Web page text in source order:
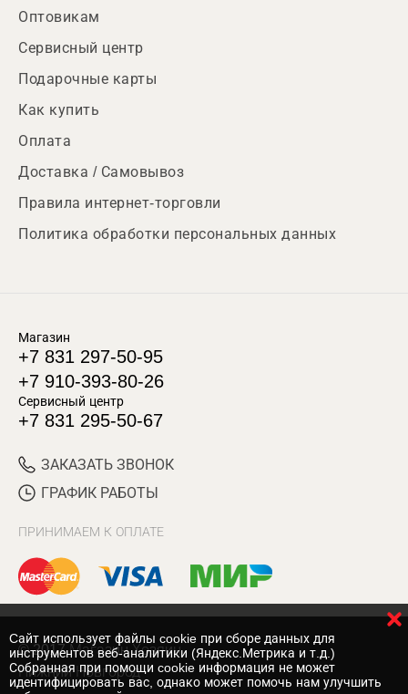
Оптовикам
Сервисный центр
Подарочные карты
Как купить
Оплата
Доставка / Самовывоз
Правила интернет-торговли
Политика обработки персональных данных
Магазин
+7 831 297-50-95
+7 910-393-80-26
Сервисный центр
+7 831 295-50-67
ЗАКАЗАТЬ ЗВОНОК
ГРАФИК РАБОТЫ
ПРИНИМАЕМ К ОПЛАТЕ
© 2017 Магазин Хозяин
Нижний Новгород
Cайт использует файлы cookie при сборе данных для
инструментов веб-аналитики (Яндекс.Метрика и т.д.)
Собранная при помощи cookie информация не может
идентифицировать вас, однако может помочь нам улучшить